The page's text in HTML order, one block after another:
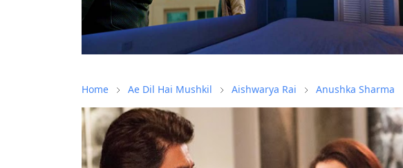
Home Ae Dil Hai Mushkil Aishwarya Rai Anushka Sharma